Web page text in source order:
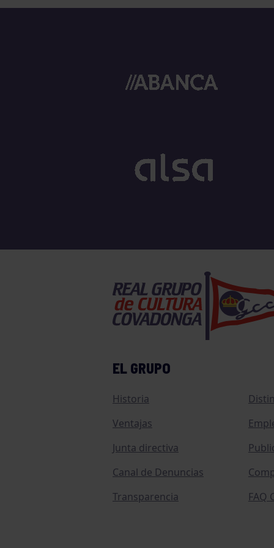
EL GRUPO
Historia
Ventajas
Junta directiva
Canal de Denuncias
Transparencia
FAQ